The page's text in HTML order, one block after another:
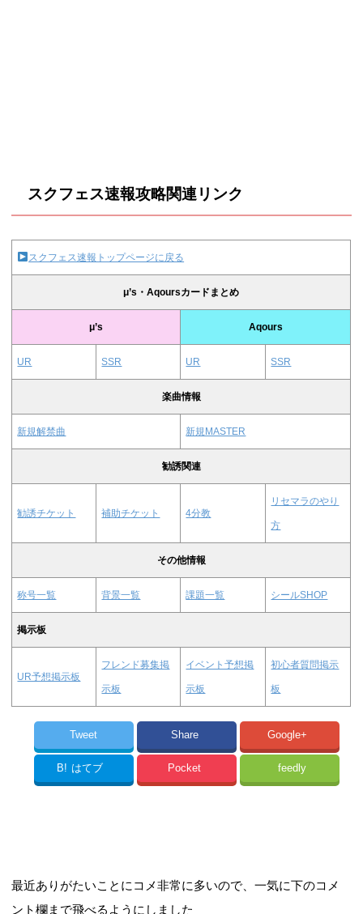
スクフェス速報攻略関連リンク
スクフェス速報トップページに戻る
μ’s・Aqoursカードまとめ
μ’s Aqours
UR SSR UR SSR
楽曲情報
新規解禁曲 新規MASTER
勧誘関連
勧誘チケット 補助チケット 4分教
リセマラのやり
方
その他情報
称号一覧 背景一覧 課題一覧 シールSHOP
掲示板
UR予想掲示板
フレンド募集掲
示板
イベント予想掲
示板
初心者質問掲示
板
Tweet Share Google+
B! はてブ Pocket feedly
最近ありがたいことにコメ非常に多いので、一気に下のコメ
ント欄まで飛べるようにしました